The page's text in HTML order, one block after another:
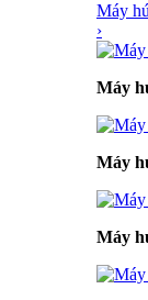
Máy
›
Máy
Máy
Máy